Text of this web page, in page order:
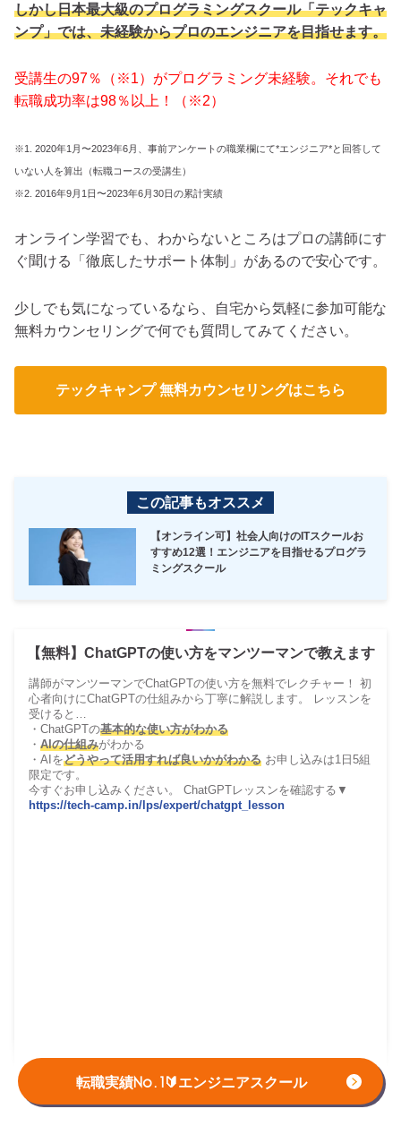
転職実績No.1🔰エンジニアスクール
しかし日本最大級のプログラミングスクール「テックキャ
ンプ」では、未経験からプロのエンジニアを目指せます。
受講生の97％（※1）がプログラミング未経験。それでも
転職成功率は98％以上！（※2）
※1. 2020年1月〜2023年6月、事前アンケートの職業欄にて*エンジニア*と回答して
いない人を算出（転職コースの受講生）
※2. 2016年9月1日〜2023年6月30日の累計実績
オンライン学習でも、わからないところはプロの講師にす
ぐ聞ける「徹底したサポート体制」があるので安心です。
少しでも気になっているなら、自宅から気軽に参加可能な
無料カウンセリングで何でも質問してみてください。
テックキャンプ 無料カウンセリングはこちら
この記事もオススメ
【オンライン可】社会人向けのITスクールお
すすめ12選！エンジニアを目指せるプログラ
ミングスクール
【無料】ChatGPTの使い方をマンツーマンで教えます
講師がマンツーマンでChatGPTの使い方を無料でレクチャー！ 初
心者向けにChatGPTの仕組みから丁寧に解説します。 レッスンを
受けると…
・ChatGPTの基本的な使い方がわかる
・ AIの仕組みがわかる
・AIをどうやって活用すれば良いかがわかる お申し込みは1日5組
限定です。
今すぐお申し込みください。 ChatGPTレッスンを確認する▼
https://tech-camp.in/lps/expert/chatgpt_lesson